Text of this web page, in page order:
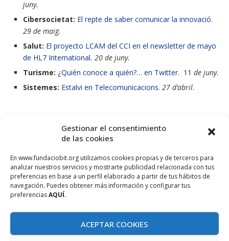
Gestionar el consentimiento
de las cookies
En www.fundaciobit.org utilizamos cookies propias y de terceros para
analizar nuestros servicios y mostrarte publicidad relacionada con tus
preferencias en base a un perfil elaborado a partir de tus hábitos de
navegación. Puedes obtener más información y configurar tus
preferenciasAQUÍ.
ACEPTAR COOKIES
juny.
Cibersocietat: El repte de saber comunicar la innovació.
29 de maig.
Salut: El proyecto LCAM del CCI en el newsletter de mayo
de HL7 International. 20 de juny.
Turisme: ¿Quién conoce a quién?… en Twitter. 11 de juny.
Sistemes: Estalvi en Telecomunicacions. 27 d’abril.
Destacats de les nostres xarxes
socials